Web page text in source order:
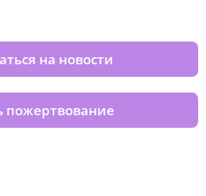
на новости
пожертвование